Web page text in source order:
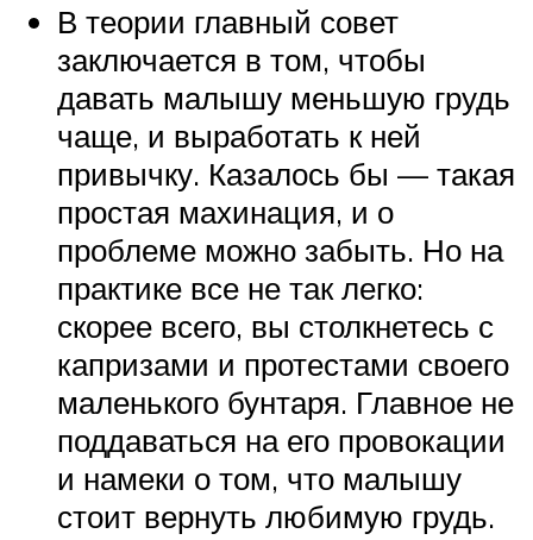
В теории главный совет
заключается в том, чтобы
давать малышу меньшую грудь
чаще, и выработать к ней
привычку. Казалось бы — такая
простая махинация, и о
проблеме можно забыть. Но на
практике все не так легко:
скорее всего, вы столкнетесь с
капризами и протестами своего
маленького бунтаря. Главное не
поддаваться на его провокации
и намеки о том, что малышу
стоит вернуть любимую грудь.